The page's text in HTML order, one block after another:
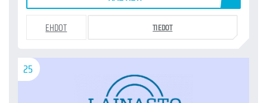
EHDOT TIEDOT
25